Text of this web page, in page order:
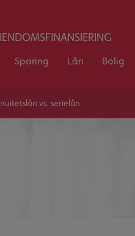
Sparing Lån Bolig
vs. serielån